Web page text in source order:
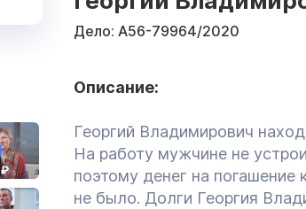
Дело: А56-79964/2020
Описание:
Георгий Владимирович
На работу мужчине не
поэтому денег на погашение
не было. Долги Георгия